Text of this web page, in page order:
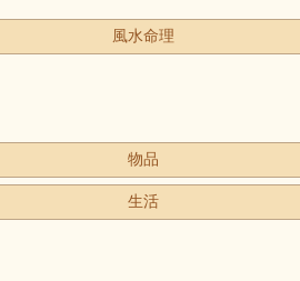
風水命理
物品
生活